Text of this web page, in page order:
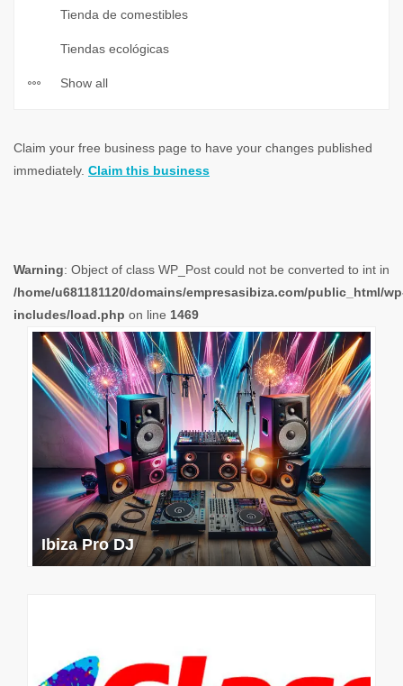
Tienda de comestibles
Tiendas ecológicas
Show all
Claim your free business page to have your changes published
immediately. Claim this business
Warning: Object of class WP_Post could not be converted to int in
/home/u681181120/domains/empresasibiza.com/public_html/
includes/load.php on line 1469
Ibiza Pro DJ